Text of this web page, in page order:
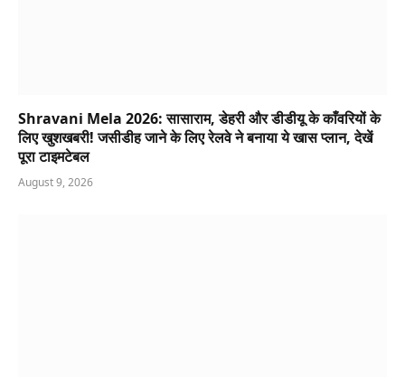
Shravani Mela 2026: सासाराम, डेहरी और डीडीयू के काँवरियों के
लिए खुशखबरी! जसीडीह जाने के लिए रेलवे ने बनाया ये खास प्लान, देखें
पूरा टाइमटेबल
August 9, 2026